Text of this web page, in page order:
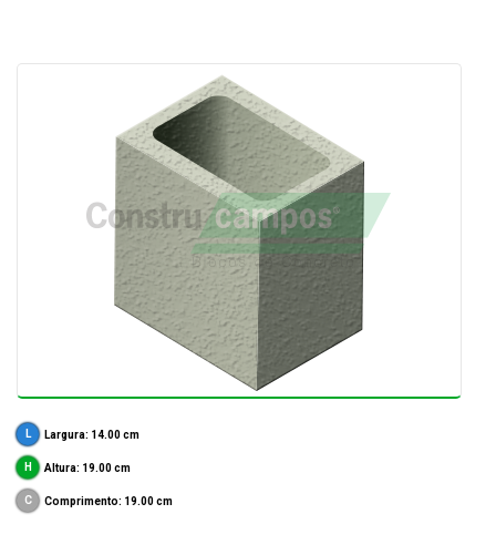
Largura: 14.00 cm
Altura: 19.00 cm
Comprimento: 19.00 cm